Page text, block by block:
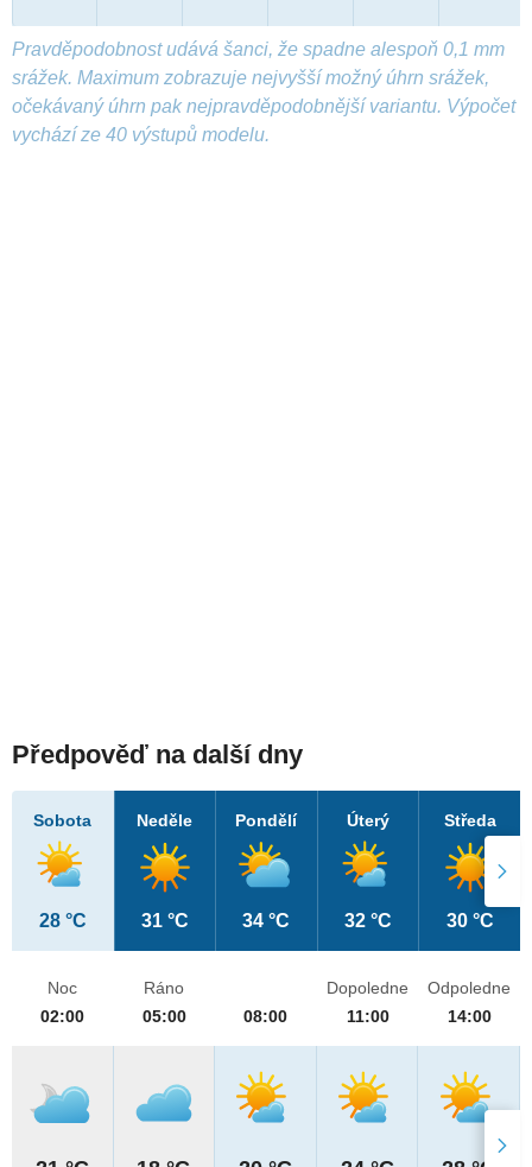
Pravděpodobnost udává šanci, že spadne alespoň 0,1 mm
srážek. Maximum zobrazuje nejvyšší možný úhrn srážek,
očekávaný úhrn pak nejpravděpodobnější variantu. Výpočet
vychází ze 40 výstupů modelu.
Předpověď na další dny
Sobota
28 °C
Neděle
31 °C
Pondělí
34 °C
Úterý
32 °C
Středa
30 °C
Noc
02:00
Ráno
05:00
08:00
Dopoledne
11:00
Odpoledne
14:00